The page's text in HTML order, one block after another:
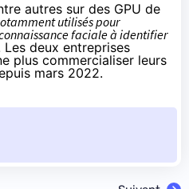
autres sur des GPU de
utilisés pour
faciale à identifier
Les deux entreprises
plus commercialiser leurs
mars 2022.